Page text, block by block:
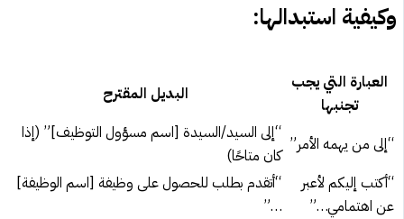
وكيفية استبدالها:
العبارة التي يجب
تجنبها
البديل المقترح
“إلى من يهمه الأمر”
“إلى السيد/السيدة [اسم مسؤول التوظيف]” (إذا
كان متاحًا)
“أكتب إليكم لأعبر
عن اهتمامي…”
“أتقدم بطلب للحصول على وظيفة [اسم الوظيفة]
…”